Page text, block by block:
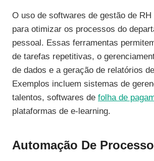
O uso de softwares de gestão de
para otimizar os processos do
pessoal. Essas ferramentas
de tarefas repetitivas, o
de dados e a geração de relatórios
Exemplos incluem sistemas de
talentos, softwares de folha de
plataformas de e-learning.
Automação De